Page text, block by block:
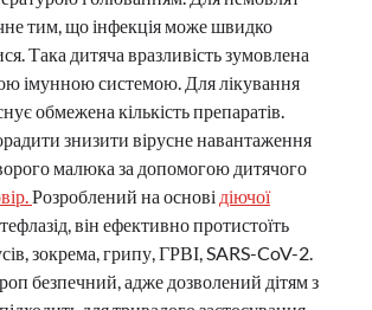
тим, що інфекція може швидко
Така дитяча вразливість зумовлена
імунною системою. Для лікування
обмежена кількість препаратів.
знизити вірусне навантаження
малюка за допомогою дитячого
Розроблений на основі діючої
він ефективно протистоїть
зокрема, грипу, ГРВІ, SARS-CoV-2.
безпечний, адже дозволений дітям з